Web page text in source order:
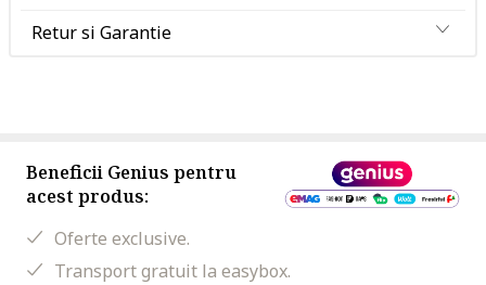
Retur si Garantie
Beneficii Genius pentru
acest produs:
Oferte exclusive.
Transport gratuit la easybox.